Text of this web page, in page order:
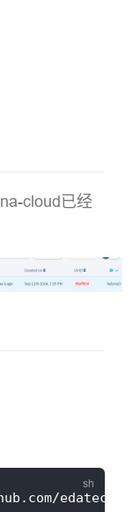
cloud已经